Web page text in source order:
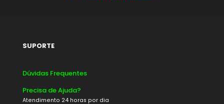
SUPORTE
Dúvidas Frequentes
Precisa de Ajuda?
Atendimento 24 horas por dia